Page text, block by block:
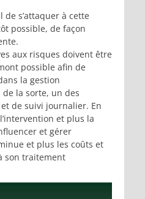
s’attaquer à cette
possible, de façon
aux risques doivent être
possible afin de
la gestion
la sorte, un des
de suivi journalier. En
et plus la
et gérer
et plus les coûts et
son traitement